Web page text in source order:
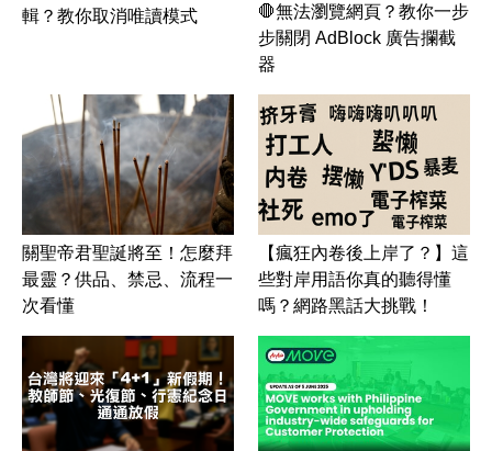
輯？教你取消唯讀模式
🛑無法瀏覽網頁？教你一步
步關閉 AdBlock 廣告攔截
器
關聖帝君聖誕將至！怎麼拜
最靈？供品、禁忌、流程一
次看懂
【瘋狂內卷後上岸了？】這
些對岸用語你真的聽得懂
嗎？網路黑話大挑戰！